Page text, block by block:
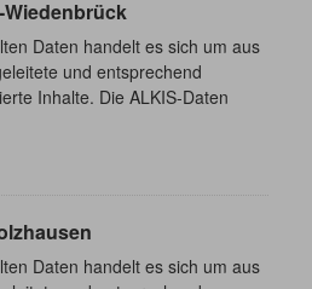
Daten handelt es sich um aus
und entsprechend
Inhalte. Die ALKIS-Daten
Daten handelt es sich um aus